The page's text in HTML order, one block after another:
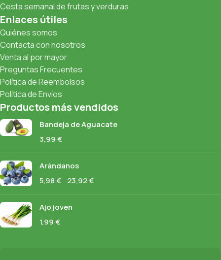
Cesta semanal de frutas y verduras
Enlaces útiles
Quiénes somos
Contacta con nosotros
Venta al por mayor
Preguntas Frecuentes
Política de Reembolsos
Política de Envíos
Productos más vendidos
Bandeja de Aguacate
3,99€
Arándanos
5,98€ 23,92€
Ajo joven
1,99€